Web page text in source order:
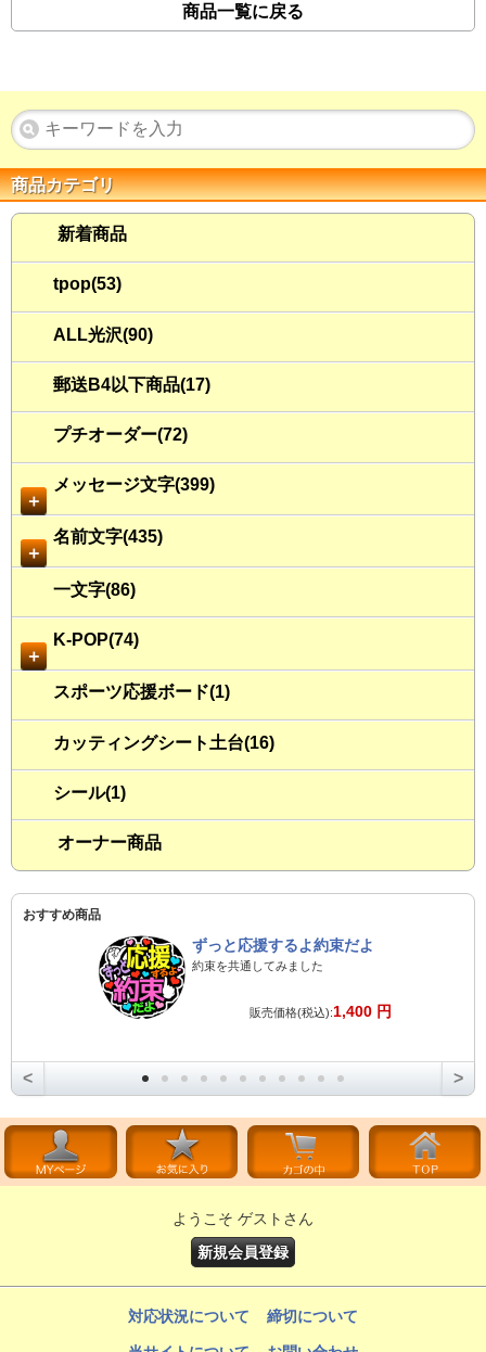
商品一覧に戻る
商品カテゴリ
新着商品
tpop(53)
ALL光沢(90)
郵送B4以下商品(17)
プチオーダー(72)
＋
メッセージ文字(399)
＋
名前文字(435)
一文字(86)
＋
K-POP(74)
スポーツ応援ボード(1)
カッティングシート土台(16)
シール(1)
オーナー商品
おすすめ商品
ずっと応援するよ約束だよ
約束を共通してみました
販売価格(税込):1,400 円
< >
ようこそ ゲストさん
新規会員登録
対応状況について 締切について